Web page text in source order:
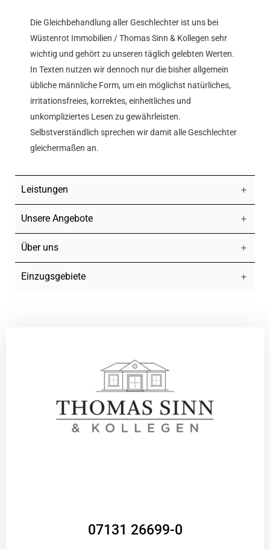
Die Gleichbehandlung aller Geschlechter ist uns bei
Wüstenrot Immobilien / Thomas Sinn & Kollegen sehr
wichtig und gehört zu unseren täglich gelebten Werten.
In Texten nutzen wir dennoch nur die bisher allgemein
übliche männliche Form, um ein möglichst natürliches,
irritationsfreies, korrektes, einheitliches und
unkompliziertes Lesen zu gewährleisten.
Selbstverständlich sprechen wir damit alle Geschlechter
gleichermaßen an.
Leistungen
Unsere Angebote
Über uns
Einzugsgebiete
07131 26699-0